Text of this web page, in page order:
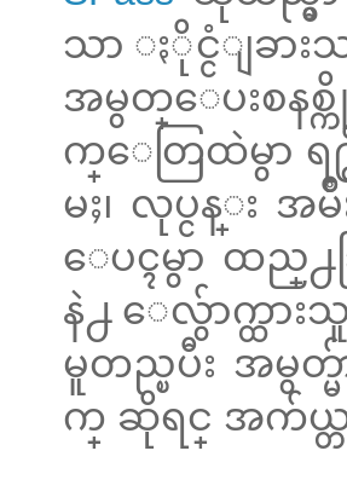
သာ ႏိုင္ငံျခား
အမွတ္ေပးစန
က္ေတြထဲမွာ ရ
မႈ၊ လုပ္ငန္း
ေပၚမွာ ထည္႕
နဲ႕ ေလွ်ာက္ထာ
မူတည္ၿပီး အမွ
က္ ဆိုရင္ အက်ယ္တ